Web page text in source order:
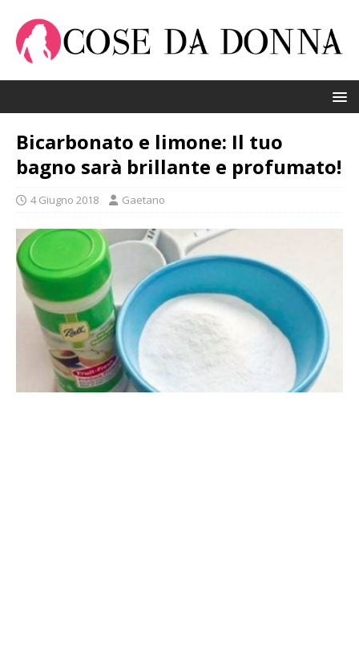
Bicarbonato e limone: Il tuo
bagno sarà brillante e profumato!
4 Giugno 2018 Gaetano